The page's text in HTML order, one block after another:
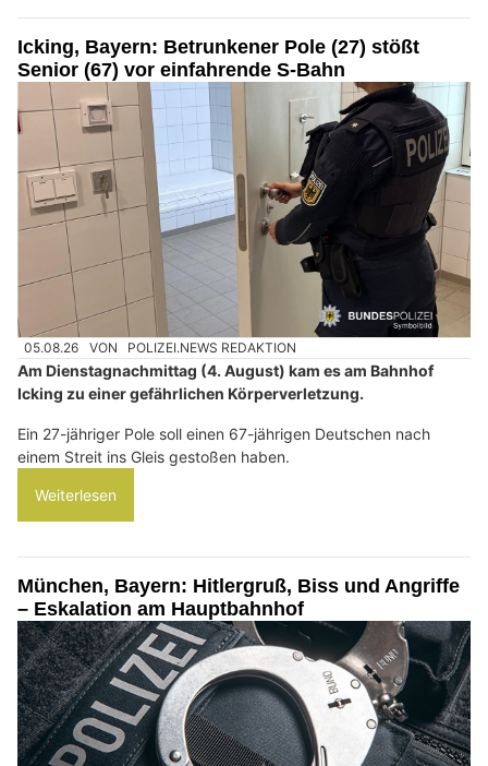
Icking, Bayern: Betrunkener Pole (27) stößt
Senior (67) vor einfahrende S-Bahn
05.08.26 VON POLIZEI.NEWS REDAKTION
Am Dienstagnachmittag (4. August) kam es am Bahnhof
Icking zu einer gefährlichen Körperverletzung.
Ein 27-jähriger Pole soll einen 67-jährigen Deutschen nach
einem Streit ins Gleis gestoßen haben.
Weiterlesen
München, Bayern: Hitlergruß, Biss und Angriffe
– Eskalation am Hauptbahnhof